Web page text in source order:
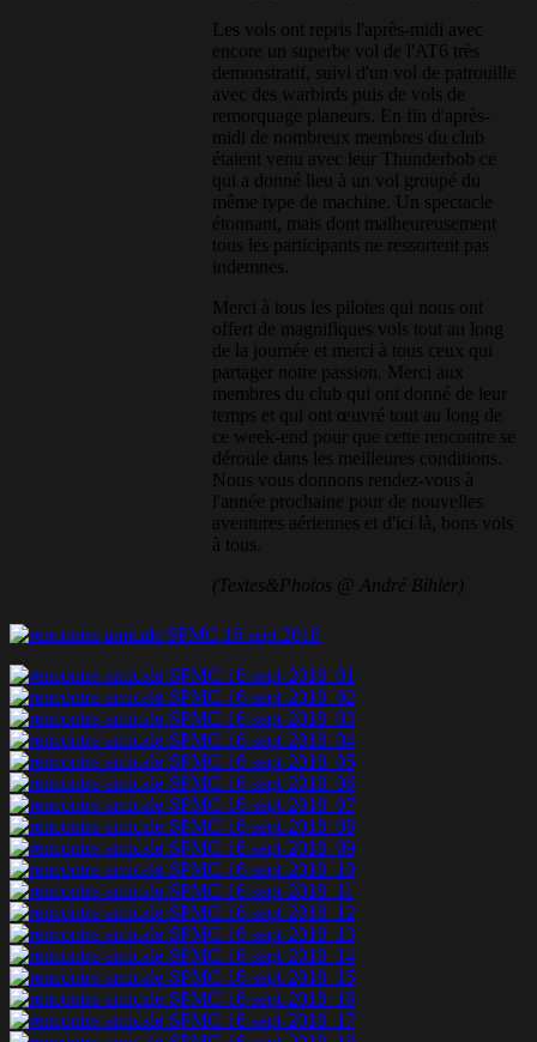
Les vols ont repris l'après-midi avec
encore un superbe vol de l'AT6 très
demonstratif, suivi d'un vol de patrouille
avec des warbirds puis de vols de
remorquage planeurs. En fin d'après-
midi de nombreux membres du club
étaient venu avec leur Thunderbob ce
qui a donné lieu à un vol groupé du
même type de machine. Un spectacle
étonnant, mais dont malheureusement
tous les participants ne ressortent pas
indemnes.
Merci à tous les pilotes qui nous ont
offert de magnifiques vols tout au long
de la journée et merci à tous ceux qui
partager notre passion. Merci aux
membres du club qui ont donné de leur
temps et qui ont œuvré tout au long de
ce week-end pour que cette rencontre se
déroule dans les meilleures conditions.
Nous vous donnons rendez-vous à
l'année prochaine pour de nouvelles
aventures aériennes et d'ici là, bons vols
à tous.
(Textes&Photos @ André Bihler)